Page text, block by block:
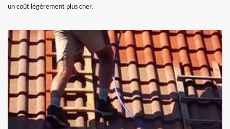
un coût légèrement plus cher.